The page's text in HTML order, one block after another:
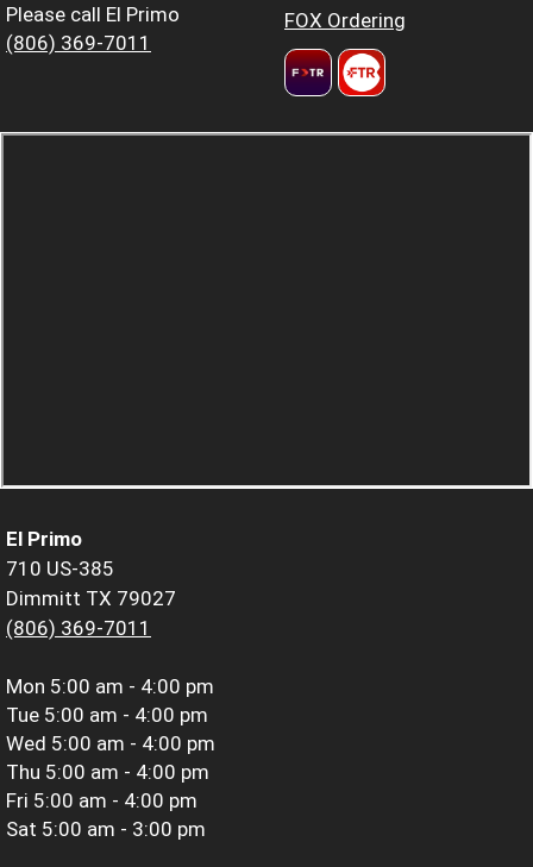
Please call El Primo
(806) 369-7011
FOX Ordering
El Primo
710 US-385
Dimmitt TX 79027
(806) 369-7011
Mon 5:00 am - 4:00 pm
Tue 5:00 am - 4:00 pm
Wed 5:00 am - 4:00 pm
Thu 5:00 am - 4:00 pm
Fri 5:00 am - 4:00 pm
Sat 5:00 am - 3:00 pm